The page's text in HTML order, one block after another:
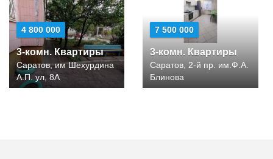
4 800 000
3-комн. Квартиры
Саратов, им Шехурдина
А.П. ул, 8А
7 500 000
3-комн. Квартиры
Саратов, 2-й пр. им.Ф.А.
Блинова